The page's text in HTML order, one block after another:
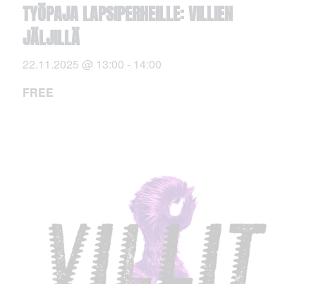
TYÖPAJA LAPSIPERHEILLE: VILLIEN
JÄLJILLÄ
22.11.2025 @ 13:00 - 14:00
FREE